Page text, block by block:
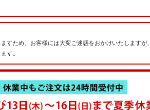
すため、お客様には大変ご迷惑をおかけいたしますが、
す。